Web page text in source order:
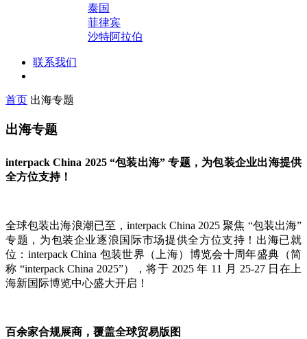
泰国
菲律宾
沙特阿拉伯
联系我们
首页 出海专题
出海专题
interpack China 2025 “包装出海” 专题，为包装企业出海提供
全方位支持！
全球包装出海浪潮已至，interpack China 2025 聚焦 “包装出海”
专题，为包装企业逐浪国际市场提供全方位支持！出海已就
位：interpack China 包装世界（上海）博览会十周年盛典（简
称 “interpack China 2025”），将于 2025 年 11 月 25-27 日在上
海新国际博览中心盛大开启！
百余家合规展商，覆盖全球贸易版图